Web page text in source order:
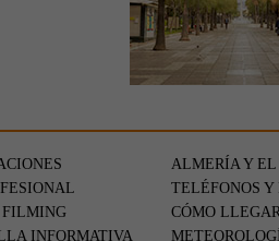
INFORMATIVA
ALMERÍA Y EL
TELÉFONOS Y
CÓMO